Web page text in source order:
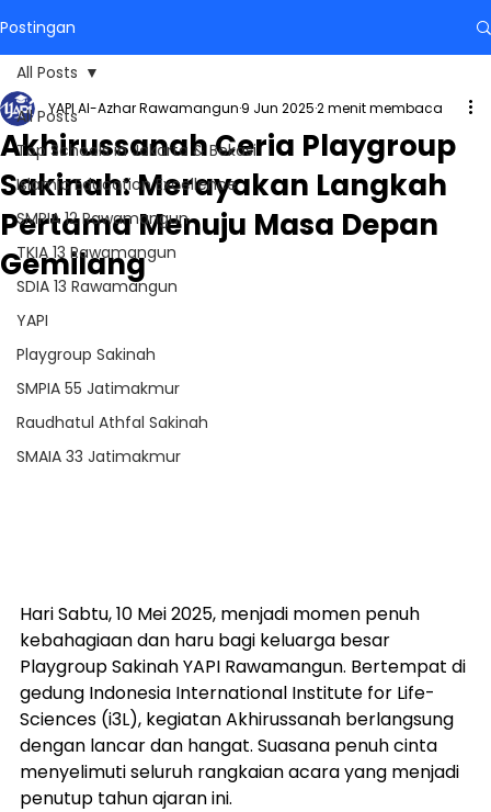
Postingan
All Posts
Top Schools in Jakarta & Bekasi
Islamic Education Excellence
SMPIA 12 Rawamangun
TKIA 13 Rawamangun
SDIA 13 Rawamangun
YAPI
Playgroup Sakinah
SMPIA 55 Jatimakmur
Raudhatul Athfal Sakinah
SMAIA 33 Jatimakmur
All Posts
Akhirussanah Ceria Playgroup
Sakinah: Merayakan Langkah
Pertama Menuju Masa Depan
Gemilang
YAPI Al-Azhar Rawamangun 9 Jun 20252 menit membaca
Hari Sabtu, 10 Mei 2025, menjadi momen penuh
kebahagiaan dan haru bagi keluarga besar
Playgroup Sakinah YAPI Rawamangun. Bertempat di
gedung Indonesia International Institute for Life-
Sciences (i3L), kegiatan Akhirussanah berlangsung
dengan lancar dan hangat. Suasana penuh cinta
menyelimuti seluruh rangkaian acara yang menjadi
penutup tahun ajaran ini.